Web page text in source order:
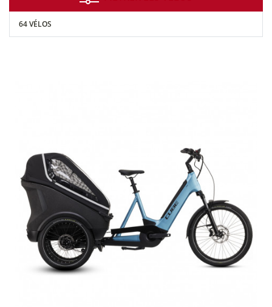
réparation
Vélo
de courtoisie
Accueil
randonneur
64 VÉLOS